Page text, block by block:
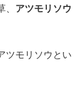
アツモリソウ
ツモリソウとい